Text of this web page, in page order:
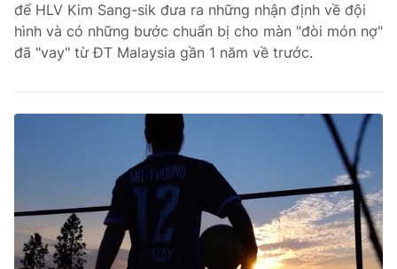
để HLV Kim Sang-sik đưa ra những nhận định về đội
hình và có những bước chuẩn bị cho màn "đòi món nợ"
đã "vay" từ ĐT Malaysia gần 1 năm về trước.